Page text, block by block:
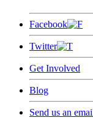
Facebook
Twitter
Get Involved
Blog
Send us an